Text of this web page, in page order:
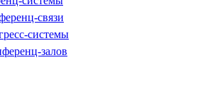
связи
системы
залов